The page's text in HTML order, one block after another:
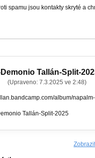
spamu jsou kontakty skryté a
Tallán-Split-
(Upraveno: 7.3.2025 ve 2:48)
album/